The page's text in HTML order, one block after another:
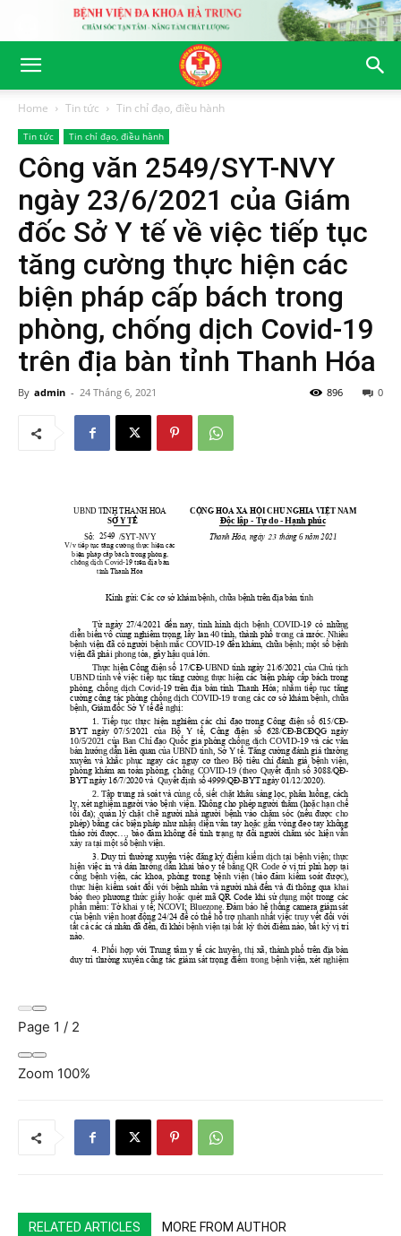
Home Tin tức Tin chỉ đạo, điều hành
Tin tức Tin chỉ đạo, điều hành
Công văn 2549/SYT-NVY
ngày 23/6/2021 của Giám
đốc Sở Y tế về việc tiếp tục
tăng cường thực hiện các
biện pháp cấp bách trong
phòng, chống dịch Covid-19
trên địa bàn tỉnh Thanh Hóa
By admin - 24 Tháng 6, 2021 0
896
Page 1 / 2
Zoom 100%
RELATED ARTICLES MORE FROM AUTHOR